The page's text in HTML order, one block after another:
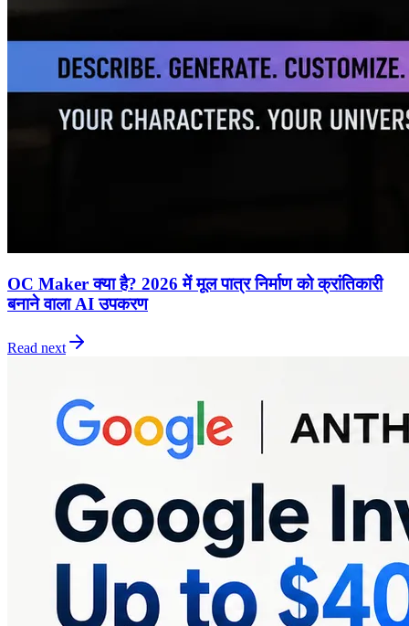
OC Maker क्या है? 2026 में मूल पात्र निर्माण को क्रांतिकारी
बनाने वाला AI उपकरण
Read next